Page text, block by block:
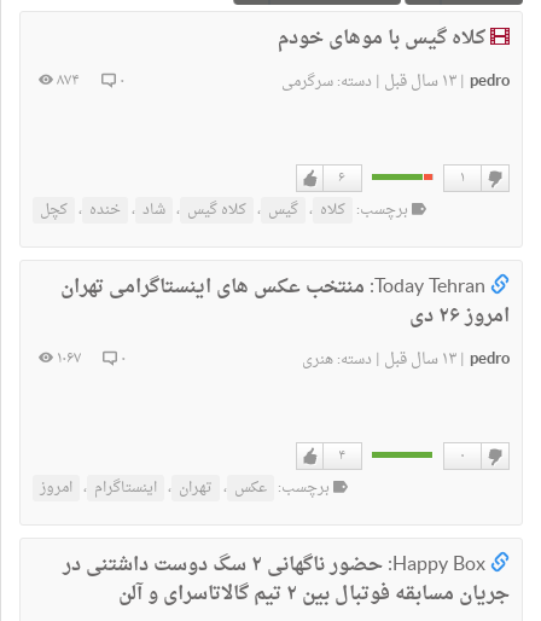
کلاه گیس با موهای خودم
pedro
|۱۳ سال قبل | دسته:سرگرمی ۰ ۸۷۴
دوست
۶ ۱
برچسب: کلاه ، گیس ، کلاه گیس ، شاد ، خنده ، کچل
Today Tehran: منتخب عکس های اینستاگرامی تهران
امروز ۲۶ دی
pedro
|۱۳ سال قبل | دسته:هنری ۰ ۱۰۶۷
دوست
۴ ۰
برچسب: عکس ، تهران ، اینستاگرام ، امروز
Happy Box:
حضور ناگهانی ۲ سگ دوست داشتنی در
جریان مسابقه فوتبال بین ۲ تیم گالاتاسرای و آلن